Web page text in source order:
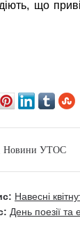
що
Новини УТОС
Навесні
День поезії та